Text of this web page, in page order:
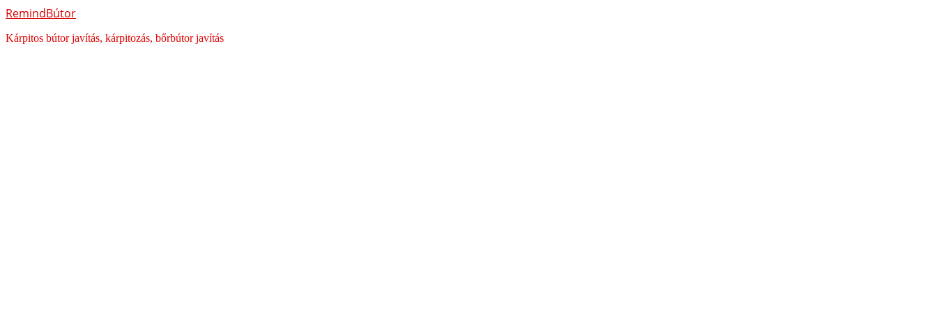
RemindBútor
Kárpitos bútor javítás, kárpitozás, bőrbútor javítás